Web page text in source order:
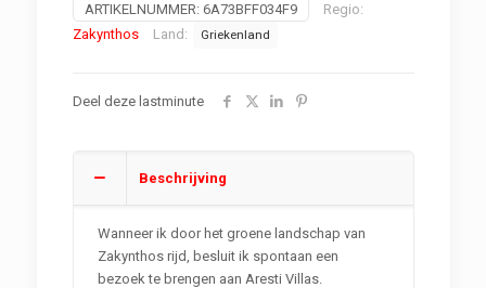
ARTIKELNUMMER: 6A73BFF034F9
Regio:
Zakynthos
Land: Griekenland
Deel deze lastminute
Beschrijving
Wanneer ik door het groene landschap van
Zakynthos rijd, besluit ik spontaan een
bezoek te brengen aan Aresti Villas.